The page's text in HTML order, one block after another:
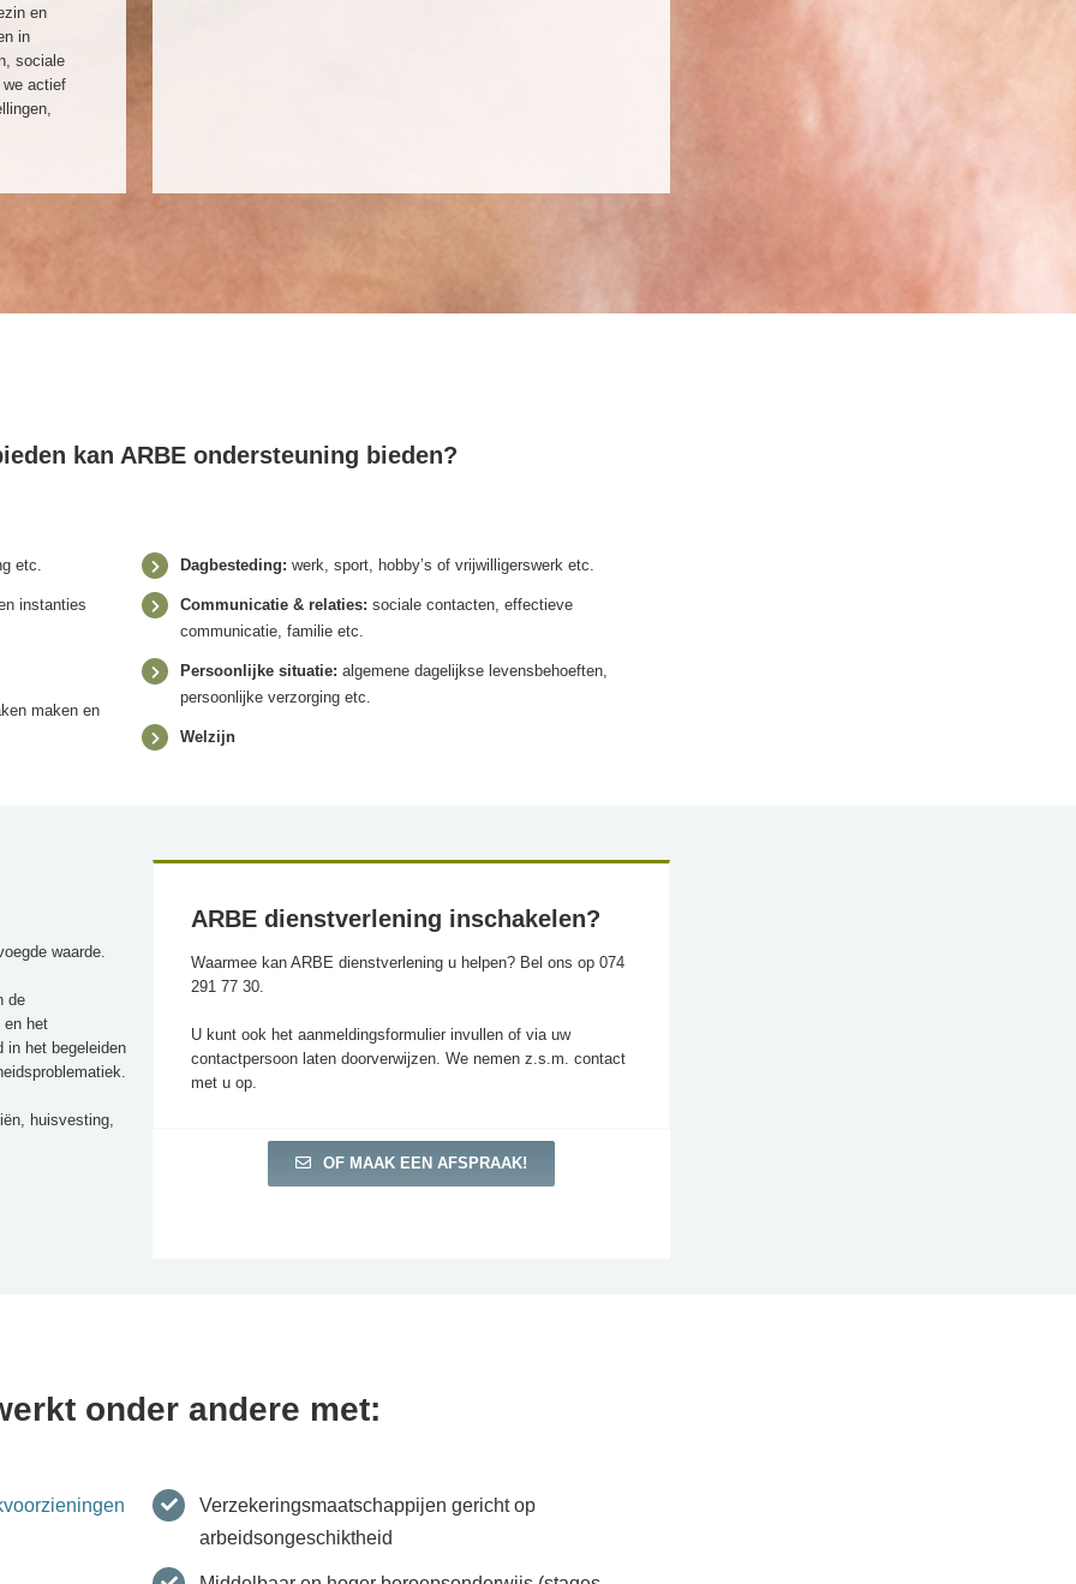
en
in
sociale
we actief
kan ARBE ondersteuning bieden?
etc.
instanties
maken en
Dagbesteding: werk, sport, hobby’s of vrijwilligerswerk etc.
Communicatie & relaties: sociale contacten, effectieve
communicatie, familie etc.
Persoonlijke situatie: algemene dagelijkse levensbehoeften,
persoonlijke verzorging etc.
Welzijn
waarde.
de
en het
in het begeleiden
huisvesting,
ARBE dienstverlening inschakelen?
Waarmee kan ARBE dienstverlening u helpen? Bel ons op 074
291 77 30.
U kunt ook het aanmeldingsformulier invullen of via uw
contactpersoon laten doorverwijzen. We nemen z.s.m. contact
met u op.
OF MAAK EEN AFSPRAAK!
onder andere met:
Verzekeringsmaatschappijen gericht op
arbeidsongeschiktheid